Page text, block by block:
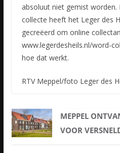
absoluut niet gemist
collecte heeft het Leger des
gecreëerd om online
www.legerdesheils.nl/word-
hoe dat werkt.
RTV Meppel/foto Leger des
MEPPEL
VOOR